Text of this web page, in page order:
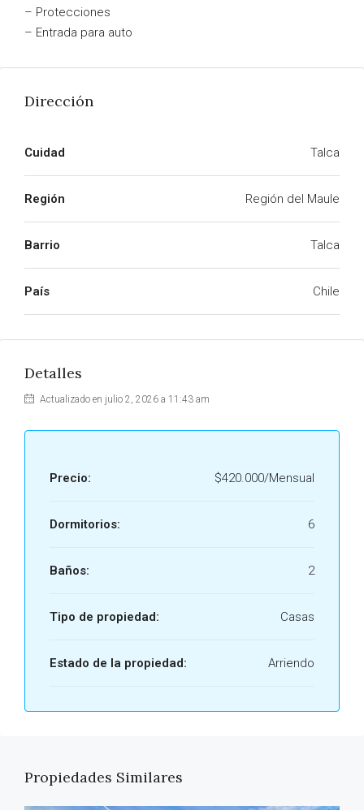
– Protecciones
– Entrada para auto
Dirección
Cuidad Talca
Región Región del Maule
Barrio Talca
País Chile
Detalles
Actualizado en julio 2, 2026 a 11:43 am
Precio: $420.000/Mensual
Dormitorios: 6
Baños: 2
Tipo de propiedad: Casas
Estado de la propiedad: Arriendo
Propiedades Similares